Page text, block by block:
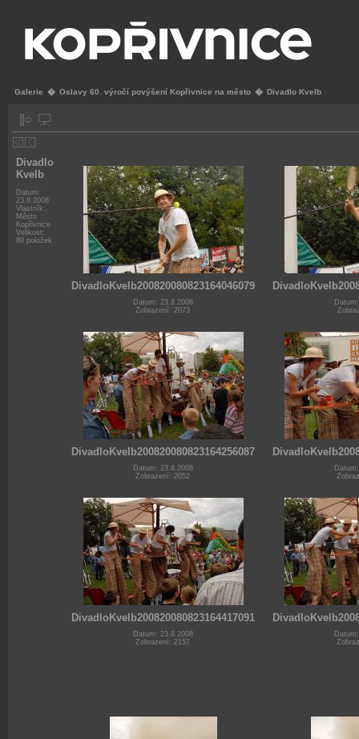
Galerie � Oslavy 60. výročí povýšení Kopřivnice na město � Divadlo Kvelb
Divadlo
Kvelb
Datum:
23.8.2008
Vlastník:
Město
Kopřivnice
Velikost:
89 položek
DivadloKvelb200820080823164046079
Datum: 23.8.2008
Zobrazení: 2073
DivadloKvelb200820080823164256087
Datum: 23.8.2008
Zobrazení: 2052
DivadloKvelb200820080823164417091
Datum: 23.8.2008
Zobrazení: 2157